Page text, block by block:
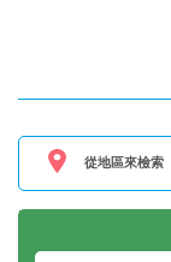
從地區來檢索